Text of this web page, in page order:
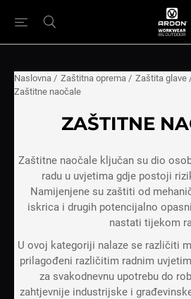
Naslovna / Zaštitna oprema / Zaštita glave
Zaštitne naočale
ZAŠTITNE
Zaštitne naočale ključan su dio
radu u uvjetima gdje postoji
Namijenjene su zaštiti od
iskrica i drugih potencijalno
nastati tijekom
U ovoj kategoriji nalaze se različiti
prilagođeni različitim radnim
za svakodnevnu upotrebu do
zahtjevnije industrijske i